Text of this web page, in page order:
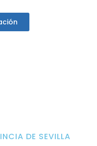
DE SEVILLA